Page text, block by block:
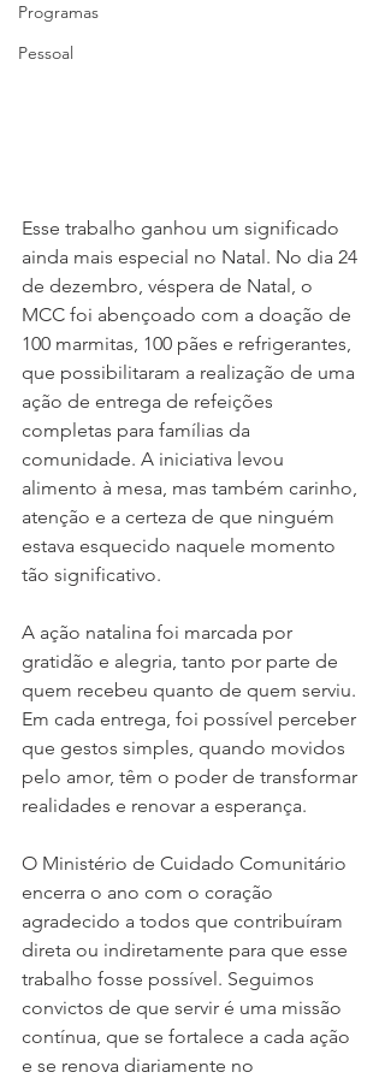
Programas
Pessoal
Esse trabalho ganhou um significado
ainda mais especial no Natal. No dia 24
de dezembro, véspera de Natal, o
MCC foi abençoado com a doação de
100 marmitas, 100 pães e refrigerantes,
que possibilitaram a realização de uma
ação de entrega de refeições
completas para famílias da
comunidade. A iniciativa levou
alimento à mesa, mas também carinho,
atenção e a certeza de que ninguém
estava esquecido naquele momento
tão significativo.
A ação natalina foi marcada por
gratidão e alegria, tanto por parte de
quem recebeu quanto de quem serviu.
Em cada entrega, foi possível perceber
que gestos simples, quando movidos
pelo amor, têm o poder de transformar
realidades e renovar a esperança.
O Ministério de Cuidado Comunitário
encerra o ano com o coração
agradecido a todos que contribuíram
direta ou indiretamente para que esse
trabalho fosse possível. Seguimos
convictos de que servir é uma missão
contínua, que se fortalece a cada ação
e se renova diariamente no